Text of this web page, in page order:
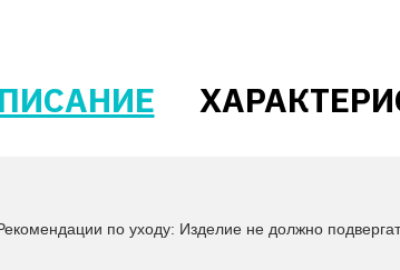
по уходу: Изделие не должно